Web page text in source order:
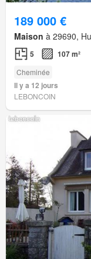
189 000 €
Maison à 29690,
5 107 m²
Cheminée
Il y a 12 jours
LEBONCOIN